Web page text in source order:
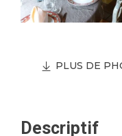
PLUS DE
Descriptif